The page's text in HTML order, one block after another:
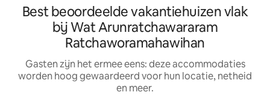
Best beoordeelde vakantiehuizen vlak
bij Wat Arunratchawararam
Ratchaworamahawihan
Gasten zijn het ermee eens: deze accommodaties
worden hoog gewaardeerd voor hun locatie, netheid
en meer.